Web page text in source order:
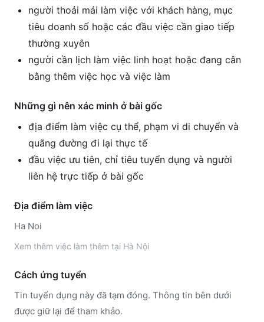
người thoải mái làm việc với khách hàng, mục
tiêu doanh số hoặc các đầu việc cần giao tiếp
thường xuyên
người cần lịch làm việc linh hoạt hoặc đang cân
bằng thêm việc học và việc làm
Những gì nên xác minh ở bài gốc
địa điểm làm việc cụ thể, phạm vi di chuyển và
quãng đường đi lại thực tế
đầu việc ưu tiên, chỉ tiêu tuyển dụng và người
liên hệ trực tiếp ở bài gốc
Địa điểm làm việc
Ha Noi
Xem thêm việc làm thêm tại Hà Nội
Cách ứng tuyển
Tin tuyển dụng này đã tạm đóng. Thông tin bên dưới
được giữ lại để tham khảo.